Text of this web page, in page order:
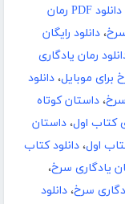
دانلود PDF رمان
، دانلود رایگان
رمان یادگاری
برای موبایل، دانلود
، داستان کوتاه
کتاب اول، داستان
اول، دانلود کتاب
یادگاری سرخ،
سرخ، دانلود